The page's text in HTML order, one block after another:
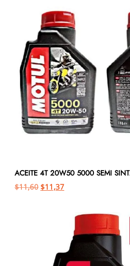
ACEITE 4T 20W50 5000 SEMI
$11,60 $11,37